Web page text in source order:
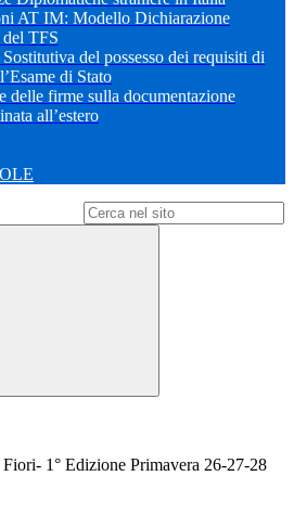
AT IM: Modello Dichiarazione
TFS
del possesso dei requisiti di
di Stato
delle firme sulla documentazione
all’estero
1° Edizione Primavera 26-27-28